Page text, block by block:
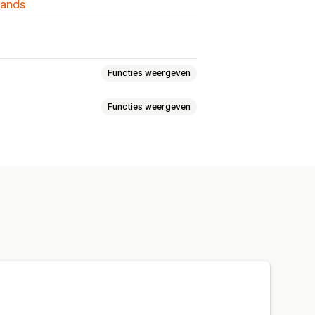
Functies weergeven
Functies weergeven